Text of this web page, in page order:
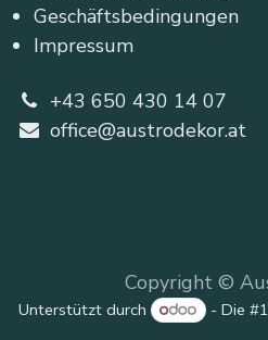
Geschäftsbedingungen
Impressum
+43 650 430 14 07
office@austrodekor.at
Copyright ©
Unterstützt durch - Die #1